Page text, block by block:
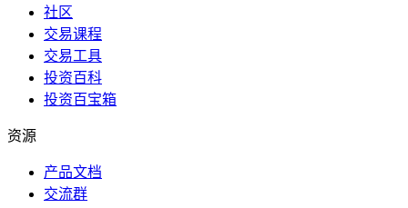
社区
交易课程
交易工具
投资百科
投资百宝箱
资源
产品文档
交流群